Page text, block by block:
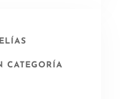
CATEGORÍA